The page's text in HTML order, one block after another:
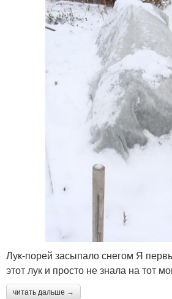
Лук-порей засыпало снегом Я
этот лук и просто не знала на тот
читать дальше →